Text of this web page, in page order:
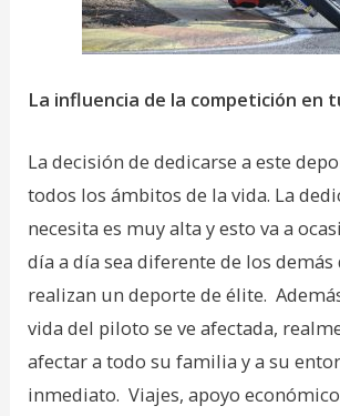
La influencia de la competición en
La decisión de dedicarse a este
todos los ámbitos de la vida. La
necesita es muy alta y esto va a
día a día sea diferente de los demás
realizan un deporte de élite.
vida del piloto se ve afectada,
afectar a todo su familia y a su
inmediato. Viajes, apoyo